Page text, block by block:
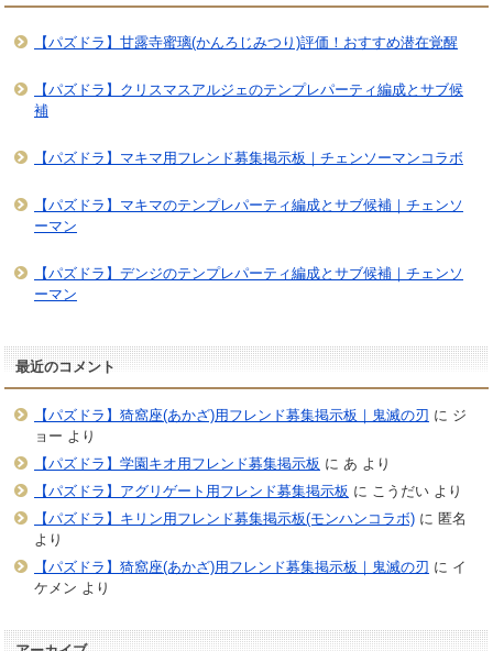
【パズドラ】甘露寺蜜璃(かんろじみつり)評価！おすすめ潜在覚醒
【パズドラ】クリスマスアルジェのテンプレパーティ編成とサブ候
補
【パズドラ】マキマ用フレンド募集掲示板｜チェンソーマンコラボ
【パズドラ】マキマのテンプレパーティ編成とサブ候補｜チェンソ
ーマン
【パズドラ】デンジのテンプレパーティ編成とサブ候補｜チェンソ
ーマン
最近のコメント
【パズドラ】猗窩座(あかざ)用フレンド募集掲示板｜鬼滅の刃 に ジ
ョー より
【パズドラ】学園キオ用フレンド募集掲示板 に あ より
【パズドラ】アグリゲート用フレンド募集掲示板 に こうだいより
【パズドラ】キリン用フレンド募集掲示板(モンハンコラボ)に 匿名
より
【パズドラ】猗窩座(あかざ)用フレンド募集掲示板｜鬼滅の刃 に イ
ケメン より